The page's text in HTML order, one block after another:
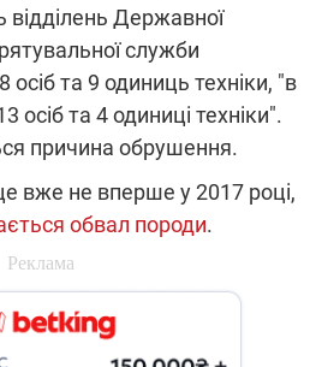
відділень Державної
служби
осіб та 9 одиниць техніки, "в
осіб та 4 одиниці техніки".
причина обрушення.
вже не вперше у 2017 році,
обвал породи.